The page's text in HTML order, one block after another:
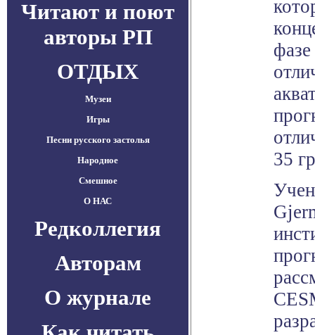
Читают и поют
авторы РП
ОТДЫХ
Музеи
Игры
Песни русского застолья
Народное
Смешное
О НАС
Редколлегия
Авторам
О журнале
35